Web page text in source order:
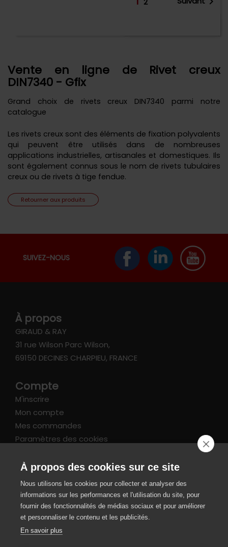
À propos des cookies sur ce site
Nous utilisons les cookies pour collecter et analyser des
informations sur les performances et l'utilisation du site, pour
fournir des fonctionnalités de médias sociaux et pour améliorer
et personnaliser le contenu et les publicités.
En savoir plus
Vente en ligne de Rivet creux
DIN7340 - Gfix
Grand choix de rivets creux DIN7340 parmi notre
catalogue
Les rivets creux sont des éléments de fixation polyvalents
qui peuvent être utilisés dans de nombreuses
applications industrielles, artisanales et domestiques. Ils
sont également connus sous le nom de rivets tubulaires
creux ou de rivets à tige fendue.
Retourner aux produits
SUIVEZ-NOUS
À propos
GIRAUD & RAY
31 rue Wilson Parc Wilson,
69150 DECINES CHARPIEU, FRANCE
Compte
M'inscrire
Mon compte
Mes commandes
Paramètres des cookies
Informations
FAQ
Livraison et retours
CGV / Mentions légales
Paiement sécurisé
SIRET 49343220700022